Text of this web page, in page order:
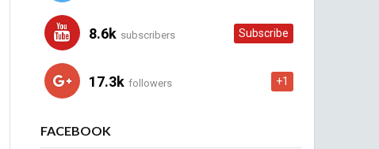
8.6k subscribers Subscribe
17.3k followers +1
FACEBOOK